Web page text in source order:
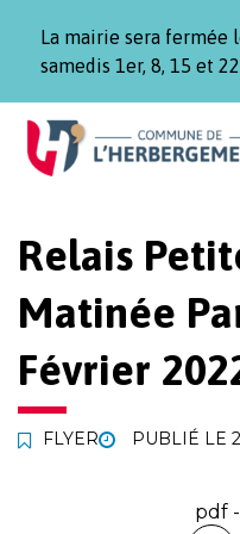
La mairie sera
samedis 1er, 8, 15 et
Aller
Aller
contenu
Aller
pied
Relais
Matinée
Février
FLYER PUBLIÉ LE
pdf